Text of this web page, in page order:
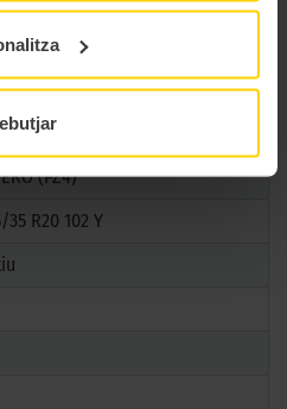
esportius d’alta gamma.
(PZ4)
35 R20 102 Y